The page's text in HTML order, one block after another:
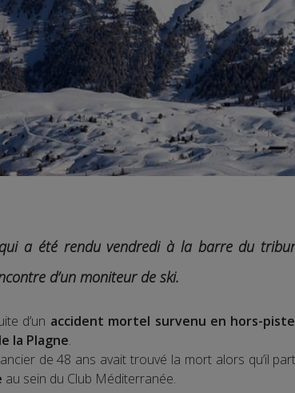
qui a été rendu vendredi à la barre du
d’un moniteur de ski.
d’un accident mortel survenu en hors-
la Plagne.
de 48 ans avait trouvé la mort alors qu’il
au sein du Club Méditerranée.